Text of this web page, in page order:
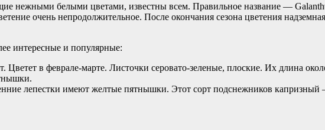
нежными белыми цветами, известны всем. Правильное название —
очень непродолжительное. После окончания сезона цветения
интересные и популярные:
Цветет в феврале-марте. Листочки серовато-зеленые, плоские. Их длина
лепестки имеют желтые пятнышки. Этот сорт подснежников капризный